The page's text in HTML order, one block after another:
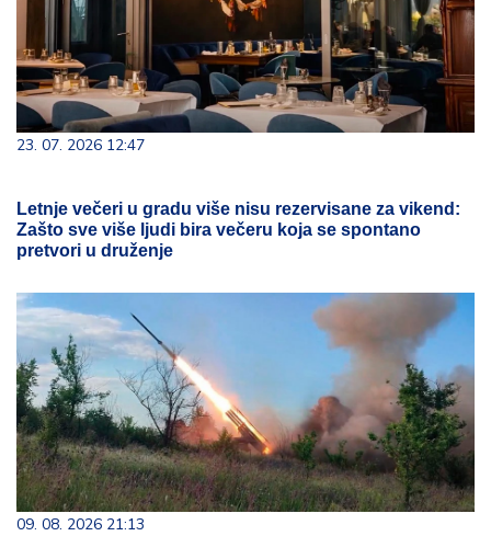
23. 07. 2026 12:47
Letnje večeri u gradu više nisu rezervisane za vikend:
Zašto sve više ljudi bira večeru koja se spontano
pretvori u druženje
09. 08. 2026 21:13